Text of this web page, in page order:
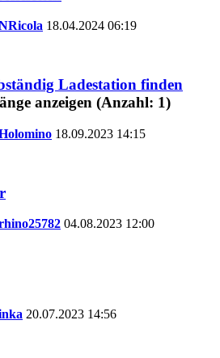
18.04.2024 06:19
Ladestation finden
18.09.2023 14:15
04.08.2023 12:00
20.07.2023 14:56